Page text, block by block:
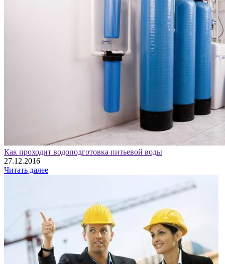
Как проходит водоподготовка питьевой воды
27.12.2016
Читать далее